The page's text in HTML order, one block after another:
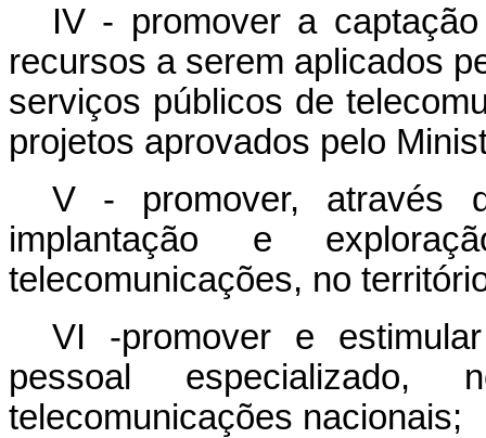
IV - promover a
recursos a serem aplicados
serviços públicos de
projetos aprovados pelo
V - promover, através
implantação e
telecomunicações, no
VI -promover e
pessoal especializado,
telecomunicações nacionais;